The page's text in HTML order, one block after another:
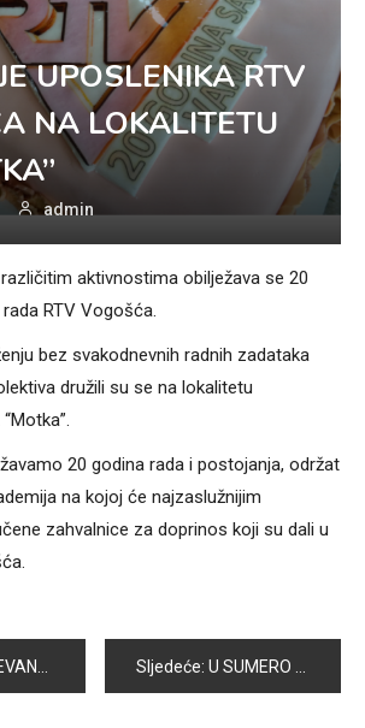
UPOSLENIKA RTV
NA LOKALITETU
admin
aktivnostima obilježava se 20
RTV Vogošća.
bez svakodnevnih radnih zadataka
družili su se na lokalitetu
20 godina rada i postojanja, održat
na kojoj će najzaslužnijim
zahvalnice za doprinos koji su dali u
ŠTETE NA PODRUČJU OPĆINE VOGOŠĆA Sljedeće: U SUMERO CENTRU SVEČANO OTVOREN PROJEKAT “PODRŠKA INKLUZIJI ZA OSOBE SA INVALIDITETOM U BiH”